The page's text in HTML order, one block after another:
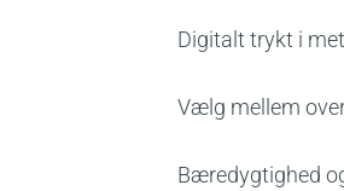
Digitalt trykt i
Vælg mellem
Bæredygtighed